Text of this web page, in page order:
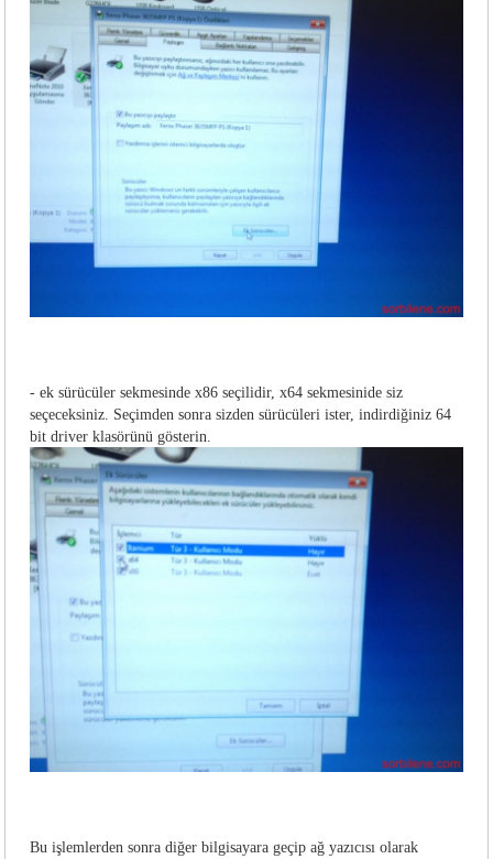
- ek sürücüler sekmesinde x86 seçilidir, x64 sekmesinide siz
seçeceksiniz. Seçimden sonra sizden sürücüleri ister, indirdiğiniz 64
bit driver klasörünü gösterin.
Bu işlemlerden sonra diğer bilgisayara geçip ağ yazıcısı olarak